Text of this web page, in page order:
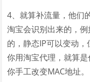
4、就算补流量，他们
淘宝会识别出来的，
的，静态IP可以变动
你用淘宝代理，就算
你手工改变MAC地址。